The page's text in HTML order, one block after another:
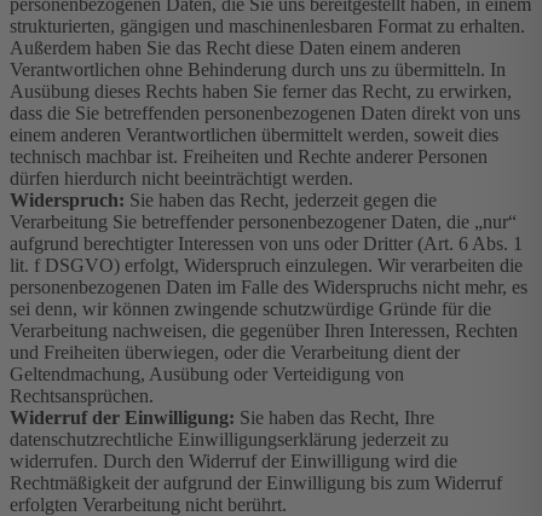
strukturierten, gängigen und maschinenlesbaren Format zu erhalten.
Außerdem haben Sie das Recht diese Daten einem anderen
Verantwortlichen ohne Behinderung durch uns zu übermitteln. In
Ausübung dieses Rechts haben Sie ferner das Recht, zu erwirken,
dass die Sie betreffenden personenbezogenen Daten direkt von uns
einem anderen Verantwortlichen übermittelt werden, soweit dies
technisch machbar ist. Freiheiten und Rechte anderer Personen
dürfen hierdurch nicht beeinträchtigt werden.
Widerspruch: Sie haben das Recht, jederzeit gegen die
Verarbeitung Sie betreffender personenbezogener Daten, die „nur“
aufgrund berechtigter Interessen von uns oder Dritter (Art. 6 Abs. 1
lit. f DSGVO) erfolgt, Widerspruch einzulegen. Wir verarbeiten die
personenbezogenen Daten im Falle des Widerspruchs nicht mehr, es
sei denn, wir können zwingende schutzwürdige Gründe für die
Verarbeitung nachweisen, die gegenüber Ihren Interessen, Rechten
und Freiheiten überwiegen, oder die Verarbeitung dient der
Geltendmachung, Ausübung oder Verteidigung von
Rechtsansprüchen.
Widerruf der Einwilligung: Sie haben das Recht, Ihre
datenschutzrechtliche Einwilligungserklärung jederzeit zu
widerrufen. Durch den Widerruf der Einwilligung wird die
Rechtmäßigkeit der aufgrund der Einwilligung bis zum Widerruf
erfolgten Verarbeitung nicht berührt.